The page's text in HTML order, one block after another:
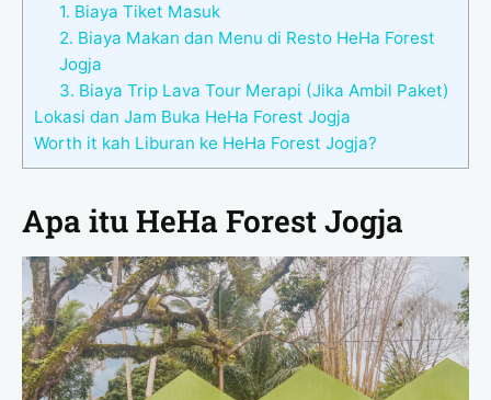
1. Biaya Tiket Masuk
2. Biaya Makan dan Menu di Resto HeHa Forest
Jogja
3. Biaya Trip Lava Tour Merapi (Jika Ambil Paket)
Lokasi dan Jam Buka HeHa Forest Jogja
Worth it kah Liburan ke HeHa Forest Jogja?
Apa itu HeHa Forest Jogja